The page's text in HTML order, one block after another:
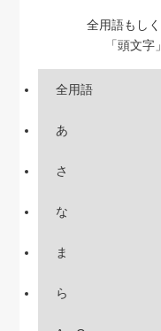
全用語もし
「頭文
全用語
あ
さ
な
ま
ら